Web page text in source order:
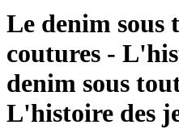
Le denim sous
coutures -
denim sous
L'histoire des